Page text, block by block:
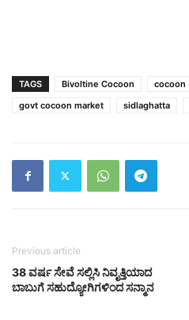
TAGS Bivoltine Cocoon cocoon
govt cocoon market
sidlaghatta
Previous article
38 ವರ್ಷ ಸೇವೆ ಸಲ್ಲಿಸಿ ನಿವೃತ್ತಿಯಾದ
ಬಾಬುಗೆ ಸಹುದ್ಯೋಗಿಗಳಿಂದ ಸನ್ಮಾನ